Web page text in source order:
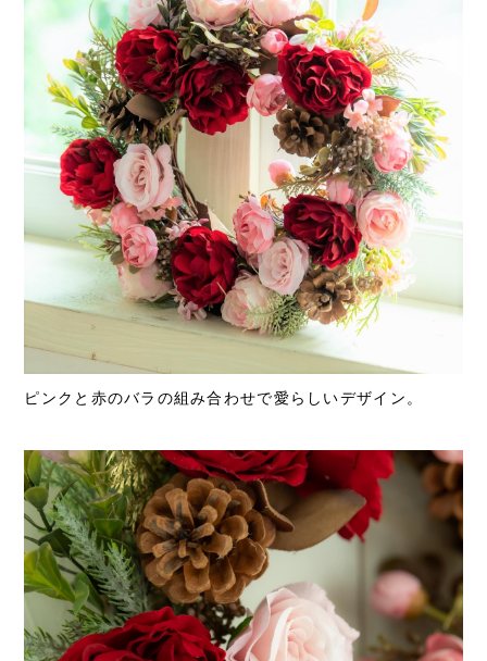
ピンクと赤のバラの組み合わせで愛らしいデザイン。